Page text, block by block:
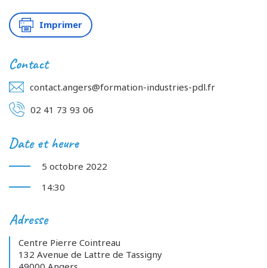
Imprimer
Contact
contact.angers@formation-industries-pdl.fr
02 41 73 93 06
Date et heure
5 octobre 2022
14:30
Adresse
Centre Pierre Cointreau
132 Avenue de Lattre de Tassigny